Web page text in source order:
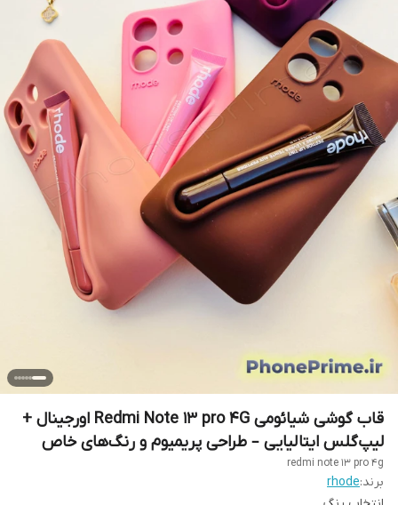
قاب گوشی شیائومی Redmi Note 13 pro 4G اورجینال +
لیپ‌گلس ایتالیایی – طراحی پریمیوم و رنگ‌های خاص
redmi note 13 pro 4g
برند:rhode